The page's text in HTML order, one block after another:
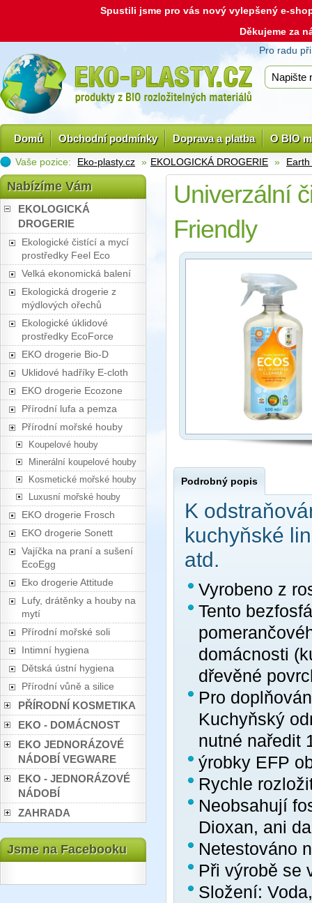
Spustili jsme pro vás nový vylepšený e-
Děkujeme za
Pro radu
Domů Obchodní podmínky Doprava a platba O BIO
Vaše pozice: Eko-plasty.cz » EKOLOGICKÁ DROGERIE »
Nabízíme Vám
EKOLOGICKÁ
DROGERIE
Ekologické čistící a mycí
prostředky Feel Eco
Velká ekonomická balení
Ekologická drogerie z
mýdlových ořechů
Ekologické úklidové
prostředky EcoForce
EKO drogerie Bio-D
Uklidové hadříky E-cloth
EKO drogerie Ecozone
Přírodní lufa a pemza
Přírodní mořské houby
Koupelové houby
Minerální koupelové houby
Kosmetické mořské houby
Luxusní mořské houby
EKO drogerie Frosch
EKO drogerie Sonett
Vajíčka na praní a sušení
EcoEgg
Eko drogerie Attitude
Lufy, drátěnky a houby na
mytí
Přírodní mořské soli
Intimní hygiena
Dětská ústní hygiena
Přírodní vůně a silice
PŘÍRODNÍ KOSMETIKA
EKO - DOMÁCNOST
EKO JEDNORÁZOVÉ
NÁDOBÍ VEGWARE
EKO - JEDNORÁZOVÉ
NÁDOBÍ
ZAHRADA
Jsme na Facebooku
Univerzální
Friendly
Podrobný popis
K
kuchyňské
atd.
Vyrobeno z
Tento
domácnosti
dřevěné
Pro
Kuchyňský
nutné naředit
ýrobky EFP
Rychle
Neobsahují
Dioxan, ani
Netestováno
Při výrobě se
Složení: